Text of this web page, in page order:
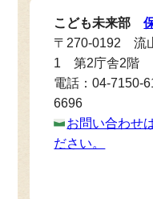
こども未来部
〒270-0192 流
1 第2庁舎2階
電話：04-7150-
6696
お問い合わせ
ださい。